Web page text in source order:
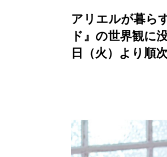
アリエルが暮ら
ド』の世界観に
日（火）より順